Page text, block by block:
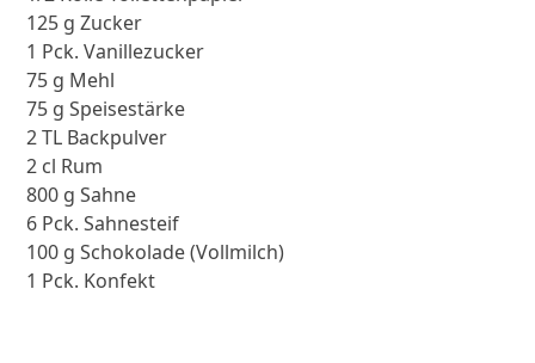
125 g Zucker
1 Pck. Vanillezucker
75 g Mehl
75 g Speisestärke
2 TL Backpulver
2 cl Rum
800 g Sahne
6 Pck. Sahnesteif
100 g Schokolade (Vollmilch)
1 Pck. Konfekt